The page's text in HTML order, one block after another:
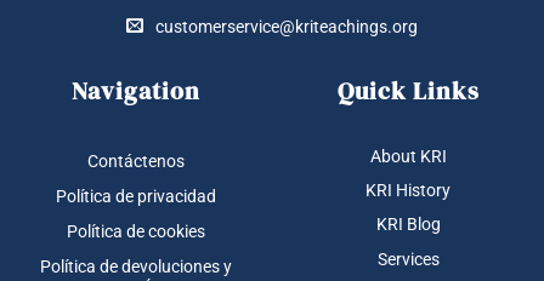
customerservice@kriteachings.org
Navigation
Contáctenos
Política de privacidad
Política de cookies
Política de devoluciones y
Quick Links
About KRI
KRI History
KRI Blog
Services